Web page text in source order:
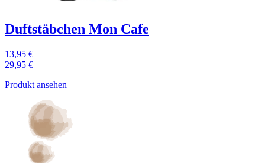
Duftstäbchen Mon Cafe
13,95 €
29,95 €
Produkt ansehen